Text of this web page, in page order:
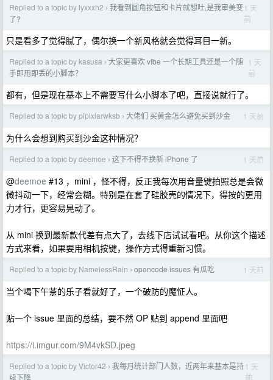
Replied to a topic by lyxxxh2 › 我看到圆角按钮和卡片就想吐,是我审美变
了?
1 天
前
只是看多了觉得腻了，偶尔换一个新风格就会觉得耳目一新。
Replied to a topic by kasusa › 大家更喜欢 vibe 一个长期工具还是一个随
手即用即丢的小脚本？
1 天
前
都有，但是现在基本上不需要写什么小脚本了吧，直接说就行了。
Replied to a topic by pipixiarwksb › 大佬们 买黄金怎么避免买到沙金 1 天前
为什么会想到购买到沙金这种情况？
Replied to a topic by deemoe › 这下不得不换新 iPhone 了 1 天前
@deemoe #13 ，mini ，怪不得，反正我每次用音量键拍照总是会微
微抖动一下，经常会糊。特别是在套了硅胶壳的情况下，得按的更用
力才行，更容易晃动了。
从 mini 换到最新款代差有点大了，去线下店试试看吧。从你这个描述
方式来看，如果要用相机按键，操作方式得重新习惯。
Replied to a topic by NamelessRain › opencode issues 有瓜吃 1 天前
当个喝下午茶的乐子看就好了，一个破防的魔怔人。
贴一个 issue 里面的总结，要不然 OP 贴到 append 里面吧
https://i.imgur.com/9M4vkSD.jpeg
Replied to a topic by Victor42 › 我每月统计部门人数，近两年来基本是持
续下降
1 天
前